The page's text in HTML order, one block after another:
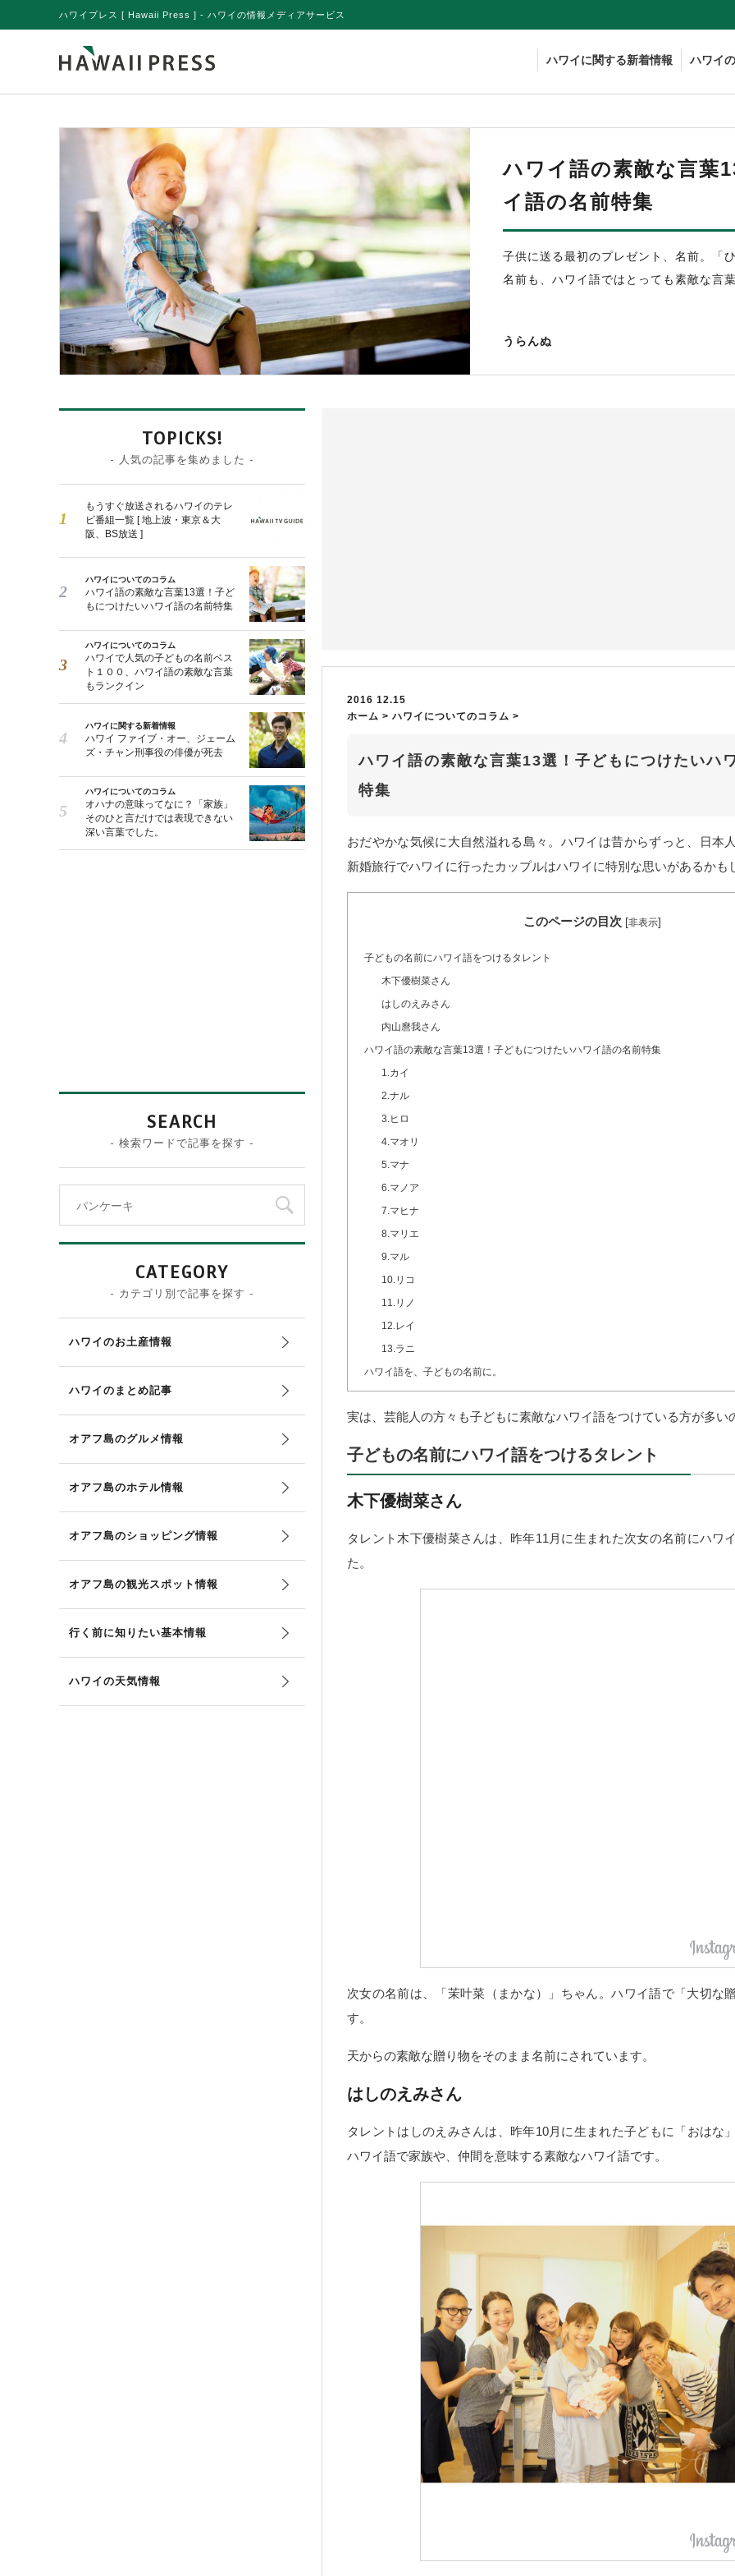
ハワイプレス [ Hawaii Press ] - ハワイの情報メディアサービス
ハワイに関する新着情報 ハワイ
ハワイ語の素敵な言葉
イ語の名前特集
子供に送る最初のプレゼント、名前。「
名前も、ハワイ語ではとっても素敵な言
うらんぬ
2016 12.15
ホーム > ハワイについてのコラム >
ハワイ語の素敵な言葉13選！子どもにつけたいハ
特集
おだやかな気候に大自然溢れる島々。ハワイは昔からずっと、日本
新婚旅行でハワイに行ったカップルはハワイに特別な思いがあるかも
このページの目次 [非表示]
子どもの名前にハワイ語をつけるタレント
木下優樹菜さん
はしのえみさん
内山麿我さん
ハワイ語の素敵な言葉13選！子どもにつけたいハワイ語の名前特集
1.カイ
2.ナル
3.ヒロ
4.マオリ
5.マナ
6.マノア
7.マヒナ
8.マリエ
9.マル
10.リコ
11.リノ
12.レイ
13.ラニ
ハワイ語を、子どもの名前に。
実は、芸能人の方々も子どもに素敵なハワイ語をつけている方が多い
子どもの名前にハワイ語をつけるタレント
木下優樹菜さん
タレント木下優樹菜さんは、昨年11月に生まれた次女の名前にハワ
た。
次女の名前は、「茉叶菜（まかな）」ちゃん。ハワイ語で「大切な
す。
天からの素敵な贈り物をそのまま名前にされています。
はしのえみさん
タレントはしのえみさんは、昨年10月に生まれた子どもに「おはな
ハワイ語で家族や、仲間を意味する素敵なハワイ語です。
TOPICKS!
- 人気の記事を集めました -
もうすぐ放送されるハワイのテレ
ビ番組一覧 [ 地上波・東京＆大
阪、BS放送 ]
ハワイについてのコラム
ハワイ語の素敵な言葉13選！子ど
もにつけたいハワイ語の名前特集
ハワイについてのコラム
ハワイで人気の子どもの名前ベス
ト１００、ハワイ語の素敵な言葉
もランクイン
ハワイに関する新着情報
ハワイ ファイブ・オー、ジェーム
ズ・チャン刑事役の俳優が死去
ハワイについてのコラム
オハナの意味ってなに？「家族」
そのひと言だけでは表現できない
深い言葉でした。
SEARCH
- 検索ワードで記事を探す -
CATEGORY
- カテゴリ別で記事を探す -
ハワイのお土産情報
ハワイのまとめ記事
オアフ島のグルメ情報
オアフ島のホテル情報
オアフ島のショッピング情報
オアフ島の観光スポット情報
行く前に知りたい基本情報
ハワイの天気情報